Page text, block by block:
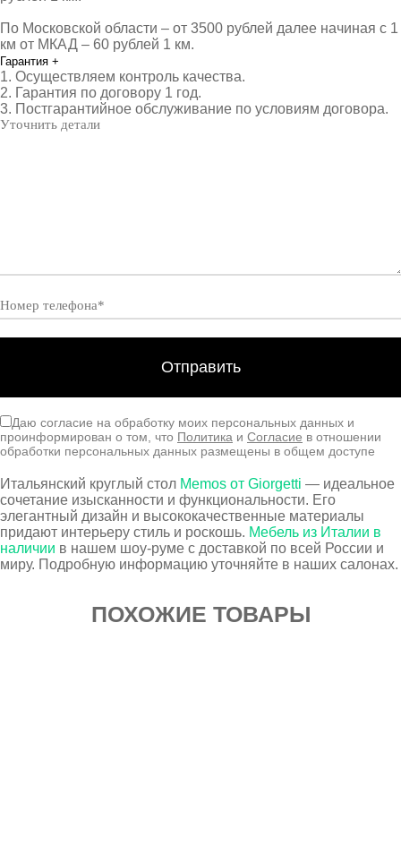
По Московской области – от 3500 рублей далее начиная с 1
км от МКАД – 60 рублей 1 км.
Гарантия +
1. Осуществляем контроль качества.
2. Гарантия по договору 1 год.
3. Постгарантийное обслуживание по условиям договора.
Даю согласие на обработку моих персональных данных и
проинформирован о том, что Политика и Согласие в отношении
обработки персональных данных размещены в общем доступе
Итальянский круглый стол Memos от Giorgetti — идеальное
сочетание изысканности и функциональности. Его
элегантный дизайн и высококачественные материалы
придают интерьеру стиль и роскошь. Мебель из Италии в
наличии в нашем шоу-руме с доставкой по всей России и
миру. Подробную информацию уточняйте в наших салонах.
ПОХОЖИЕ ТОВАРЫ